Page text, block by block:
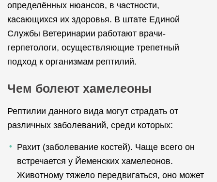
определённых нюансов, в частности,
касающихся их здоровья. В штате Единой
Службы Ветеринарии работают врачи-
герпетологи, осуществляющие трепетный
подход к организмам рептилий.
Чем болеют хамелеоны
Рептилии данного вида могут страдать от
различных заболеваний, среди которых:
Рахит (заболевание костей). Чаще всего он
встречается у Йеменских хамелеонов.
Животному тяжело передвигаться, оно может